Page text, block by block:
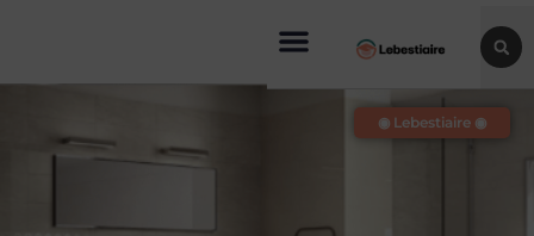
◉ Lebestiaire ◉